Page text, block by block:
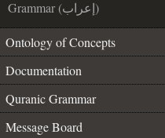
Grammar (إعراب)
Ontology of Concepts
Documentation
Quranic Grammar
Message Board